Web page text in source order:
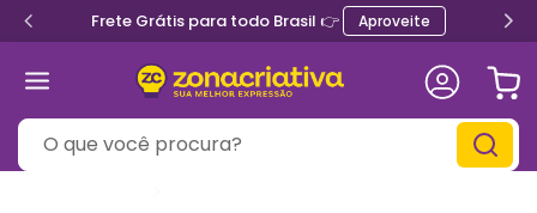
Frete Grátis para todo Brasil 👉 Aproveite
O que você procura?